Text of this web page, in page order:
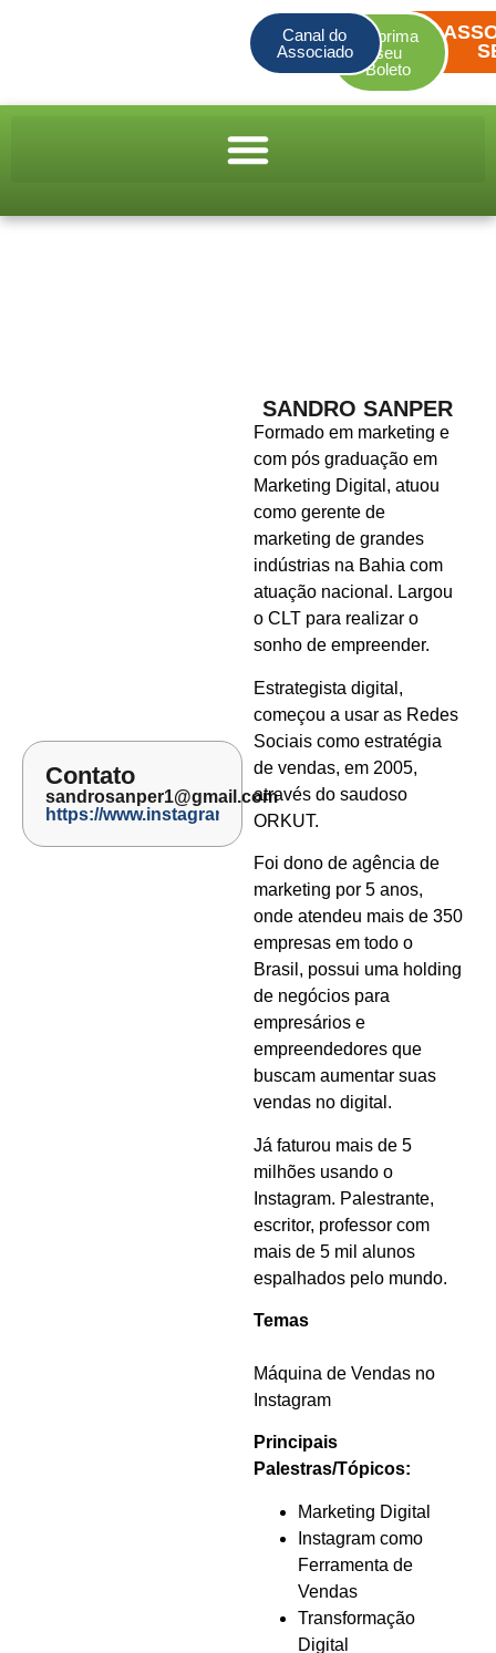
Imprima
seu
Boleto
Canal do
Associado
Contato
sandrosanper1@gmail.com
https://www.instagram.com/sandrosanper/
SANDRO SANPER
Formado em marketing e
com pós graduação em
Marketing Digital, atuou
como gerente de
marketing de grandes
indústrias na Bahia com
atuação nacional. Largou
o CLT para realizar o
sonho de empreender.
Estrategista digital,
começou a usar as Redes
Sociais como estratégia
de vendas, em 2005,
através do saudoso
ORKUT.
Foi dono de agência de
marketing por 5 anos,
onde atendeu mais de 350
empresas em todo o
Brasil, possui uma holding
de negócios para
empresários e
empreendedores que
buscam aumentar suas
vendas no digital.
Já faturou mais de 5
milhões usando o
Instagram. Palestrante,
escritor, professor com
mais de 5 mil alunos
espalhados pelo mundo.
Temas
Máquina de Vendas no
Instagram
Principais
Palestras/Tópicos:
Marketing Digital
Instagram como
Ferramenta de
Vendas
Transformação
Digital